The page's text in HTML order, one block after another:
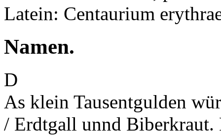
Latein: Centaurium
Namen.
D
As klein Tausentgulden
/ Erdtgall unnd Biberkraut.